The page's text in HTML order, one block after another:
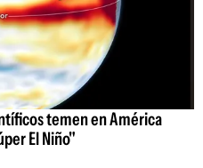
temen en América
El Niño"